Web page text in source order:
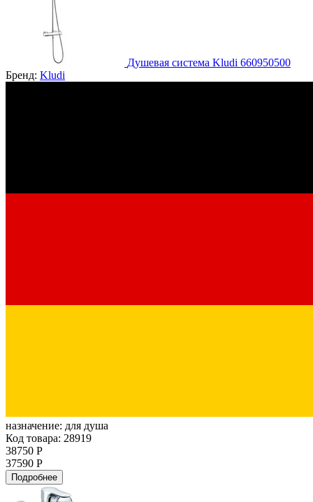
Душевая система Kludi 660950500
Бренд: Kludi
назначение: для душа
Код товара: 28919
38750 Р
37590 Р
Подробнее